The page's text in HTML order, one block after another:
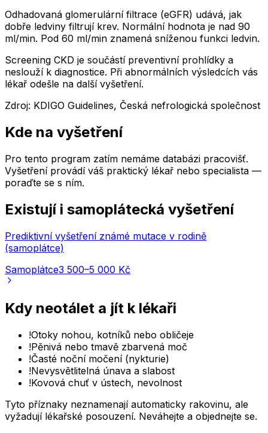
Odhadovaná glomerulární filtrace (eGFR) udává, jak
dobře ledviny filtrují krev. Normální hodnota je nad 90
ml/min. Pod 60 ml/min znamená sníženou funkci ledvin.
Screening CKD je součástí preventivní prohlídky a
neslouží k diagnostice. Při abnormálních výsledcích vás
lékař odešle na další vyšetření.
Zdroj: KDIGO Guidelines, Česká nefrologická společnost
Kde na vyšetření
Pro tento program zatím nemáme databázi pracovišť.
Vyšetření provádí váš praktický lékař nebo specialista —
poraďte se s ním.
Existují i samoplátecká vyšetření
Prediktivní vyšetření známé mutace v rodině
(samoplátce)
Samoplátce3 500–5 000 Kč
Kdy neotálet a jít k lékaři
!Otoky nohou, kotníků nebo obličeje
!Pěnivá nebo tmavě zbarvená moč
!Časté noční močení (nykturie)
!Nevysvětlitelná únava a slabost
!Kovová chuť v ústech, nevolnost
Tyto příznaky neznamenají automaticky rakovinu, ale
vyžadují lékařské posouzení. Neváhejte a objednejte se.